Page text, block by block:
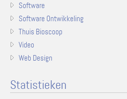
Software
Software Ontwikkeling
Thuis Bioscoop
Video
Web Design
Statistieken